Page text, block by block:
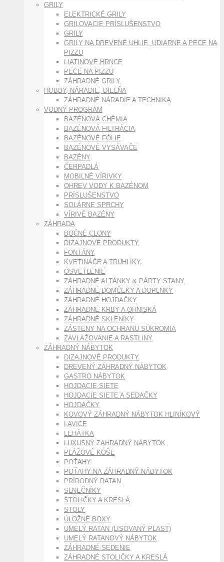
GRILY
ELEKTRICKÉ GRILY
GRILOVACIE PRÍSLUŠENSTVO
GRILY
GRILY NA DREVENÉ UHLIE, UDIARNE A PECE NA
PIZZU
LIATINOVÉ HRNCE
PECE NA PIZZU
ZÁHRADNÉ GRILY
HOBBY, NÁRADIE, DIELŇA
ZÁHRADNÉ NÁRADIE A TECHNIKA
VODNÝ PROGRAM
BAZÉNOVÁ CHÉMIA
BAZÉNOVÁ FILTRÁCIA
BAZÉNOVÉ FÓLIE
BAZÉNOVÉ VYSÁVAČE
BAZÉNY
ČERPADLÁ
MOBILNÉ VÍRIVKY
OHREV VODY K BAZÉNOM
PRÍSLUŠENSTVO
SOLÁRNE SPRCHY
VÍRIVÉ BAZÉNY
ZÁHRADA
BOČNÉ CLONY
DIZAJNOVÉ PRODUKTY
FONTÁNY
KVETINÁČE A TRUHLÍKY
OSVETLENIE
ZÁHRADNÉ ALTÁNKY & PÁRTY STANY
ZÁHRADNÉ DOMČEKY A DOPLNKY
ZÁHRADNÉ HOJDAČKY
ZÁHRADNÉ KRBY A OHNISKÁ
ZÁHRADNÉ SKLENÍKY
ZÁSTENY NA OCHRANU SÚKROMIA
ZAVLAŽOVANIE A RASTLINY
ZÁHRADNÝ NÁBYTOK
DIZAJNOVÉ PRODUKTY
DREVENÝ ZÁHRADNÝ NÁBYTOK
GASTRO NÁBYTOK
HOJDACIE SIETE
HOJDACIE SIETE A SEDAČKY
HOJDAČKY
KOVOVÝ ZÁHRADNÝ NÁBYTOK HLINÍKOVÝ
LAVICE
LEHÁTKA
LUXUSNÝ ZAHRADNÝ NÁBYTOK
PLÁŽOVÉ KOŠE
POŤAHY
POŤAHY NA ZÁHRADNÝ NÁBYTOK
PRÍRODNÝ RATAN
SLNEČNÍKY
STOLIČKY A KRESLÁ
STOLY
ÚLOŽNÉ BOXY
UMELÝ RATAN (LISOVANÝ PLAST)
UMELÝ RATANOVÝ NÁBYTOK
ZÁHRADNÉ SEDENIE
ZÁHRADNÉ STOLIČKY A KRESLÁ